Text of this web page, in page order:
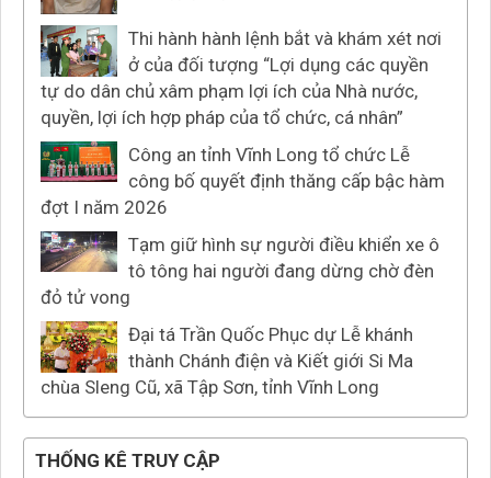
Thi hành hành lệnh bắt và khám xét nơi
ở của đối tượng “Lợi dụng các quyền
tự do dân chủ xâm phạm lợi ích của Nhà nước,
quyền, lợi ích hợp pháp của tổ chức, cá nhân”
Công an tỉnh Vĩnh Long tổ chức Lễ
công bố quyết định thăng cấp bậc hàm
đợt I năm 2026
Tạm giữ hình sự người điều khiển xe ô
tô tông hai người đang dừng chờ đèn
đỏ tử vong
Đại tá Trần Quốc Phục dự Lễ khánh
thành Chánh điện và Kiết giới Si Ma
chùa Sleng Cũ, xã Tập Sơn, tỉnh Vĩnh Long
THỐNG KÊ TRUY CẬP